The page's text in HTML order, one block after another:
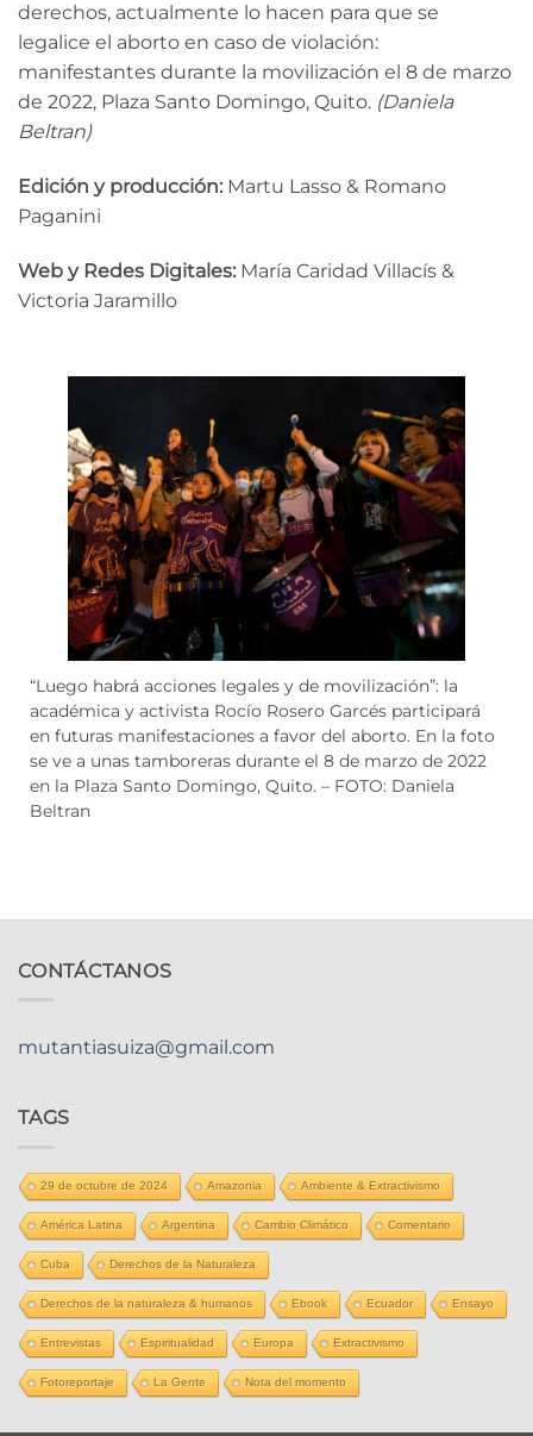
derechos, actualmente lo hacen para que se
legalice el aborto en caso de violación:
manifestantes durante la movilización el 8 de marzo
de 2022, Plaza Santo Domingo, Quito. (Daniela
Beltran)
Edición y producción: Martu Lasso & Romano
Paganini
Web y Redes Digitales: María Caridad Villacís &
Victoria Jaramillo
“Luego habrá acciones legales y de movilización”: la
académica y activista Rocío Rosero Garcés participará
en futuras manifestaciones a favor del aborto. En la foto
se ve a unas tamboreras durante el 8 de marzo de 2022
en la Plaza Santo Domingo, Quito. – FOTO: Daniela
Beltran
CONTÁCTANOS
mutantiasuiza@gmail.com
TAGS
29 de octubre de 2024 Amazonia Ambiente & Extractivismo
América Latina Argentina Cambio Climático Comentario
Cuba Derechos de la Naturaleza
Derechos de la naturaleza & humanos Ebook Ecuador Ensayo
Entrevistas Espiritualidad Europa Extractivismo
Fotoreportaje La Gente Nota del momento